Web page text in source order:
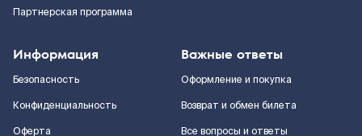
Партнерская программа
Информация
Безопасность
Конфиденциальность
Оферта
Важные ответы
Оформление и покупка
Возврат и обмен билета
Все вопросы и ответы